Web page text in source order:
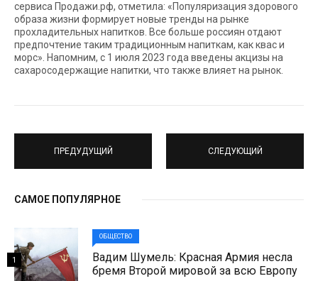
сервиса Продажи.рф, отметила: «Популяризация здорового
образа жизни формирует новые тренды на рынке
прохладительных напитков. Все больше россиян отдают
предпочтение таким традиционным напиткам, как квас и
морс». Напомним, с 1 июля 2023 года введены акцизы на
сахаросодержащие напитки, что также влияет на рынок.
ПРЕДУДУЩИЙ СЛЕДУЮЩИЙ
САМОЕ ПОПУЛЯРНОЕ
ОБЩЕСТВО
Вадим Шумель: Красная Армия несла
бремя Второй мировой за всю Европу
1